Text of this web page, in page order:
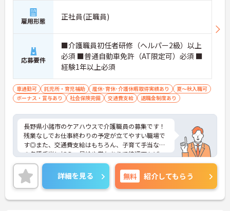
雇用形態 正社員(正職員)
応募要件
■介護職員初任者研修（ヘルパー2級）以上
必須 ■普通自動車免許（AT限定可）必須 ■
経験1年以上必須
車通勤可 託児所・育児補助 産休･育休･介護休暇取得実績あり
夏～秋入職可
ボーナス・賞与あり
社会保険完備 交通費支給 退職金制度あり
長野県小諸市のケアハウスで介護職員の募集です！
残業なしでお仕事終わりの予定が立てやすい職場で
す◎また、交通費支給はもちろん、子育て手当など
の各種手当に加え、昇給や賞与ありで待遇面もばっ
ちり！あなたの頑張りがしっかり評価される職場で
す♪ご興味のある方は面接ポイントをお伝えします
ので、お気軽にご相談ください！
詳細を見る 無料 紹介してもらう